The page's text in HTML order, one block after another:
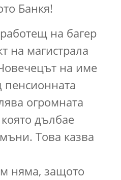
Банкя!
на багер
на магистрала
на име
пенсионната
огромната
дълбае
Това казва
няма, защото